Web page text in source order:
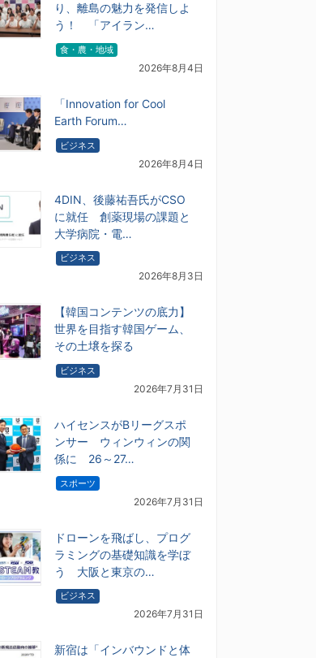
り、離島の魅力を発信しよ
う！ 「アイラン…
食・農・地域
2026年8月4日
「Innovation for Cool
Earth Forum…
ビジネス
2026年8月4日
4DIN、後藤祐吾氏がCSO
に就任 創薬現場の課題と
大学病院・電…
ビジネス
2026年8月3日
【韓国コンテンツの底力】
世界を目指す韓国ゲーム、
その土壌を探る
ビジネス
2026年7月31日
ハイセンスがBリーグスポ
ンサー ウィンウィンの関
係に 26～27…
スポーツ
2026年7月31日
ドローンを飛ばし、プログ
ラミングの基礎知識を学ぼ
う 大阪と東京の…
ビジネス
2026年7月31日
新宿は「インバウンドと体